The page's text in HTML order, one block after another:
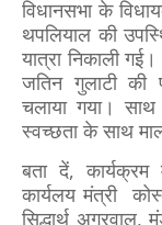
विधानसभा के
थपलियाल की
यात्रा निकाली
जतिन गुलाटी की
चलाया गया। साथ
स्वच्छता के साथ
बता दें,
कार्यलय मंत्री
सिद्धार्थ अग्रवाल,